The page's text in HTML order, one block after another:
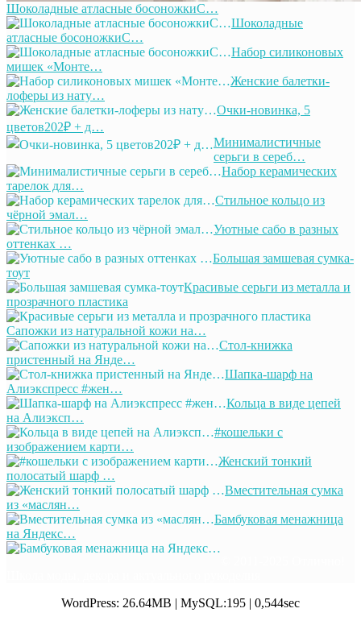
Шоколадные атласные босоножкиС…
Шоколадные
атласные босоножкиС…
Набор силиконовых
мишек «Монте…
Женские балетки-
лоферы из нату…
Очки-новинка, 5
цветов202₽ + д…
Минималистичные
серьги в сереб…
Набор керамических
тарелок для…
Стильное кольцо из
чёрной эмал…
Уютные сабо в разных
оттенках …
Большая замшевая сумка-
тоут
Красивые серьги из металла и
прозрачного пластика
Сапожки из натуральной кожи на…
Стол-книжка
пристенный на Янде…
Шапка-шарф на
Алиэкспресс #жен…
Кольца в виде цепей
на Алиэксп…
#кошельки с
изображением карти…
Женский тонкий
полосатый шарф …
Вместительная сумка
из «маслян…
Бамбуковая менажница
на Яндекс…
WordPress: 26.64MB | MySQL:195 | 0,544sec